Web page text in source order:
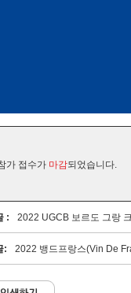
가 접수가 마감되었습니다.
: 2022 UGCB 보르도 그랑
: 2022 뱅드프랑스(Vin De